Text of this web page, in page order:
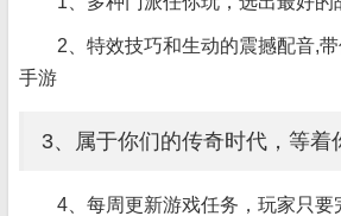
2、特效技巧和生动的震撼配音,
手游
3、属于你们的传奇时代，等着
4、每周更新游戏任务，玩家只要